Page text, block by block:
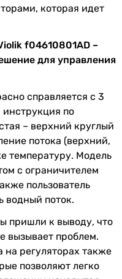
водоотвода
характеристиках?
которая идет
f04610801AD –
для управления
справляется с 3
по
– верхний круглый
потока (верхний,
температуру. Модель
с ограничителем
пользователь
водный поток.
пришли к выводу, что
вызывает проблем.
на регуляторах также
позволяют легко